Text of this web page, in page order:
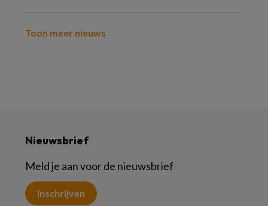
Toon meer nieuws
Nieuwsbrief
Meld je aan voor de nieuwsbrief
Inschrijven